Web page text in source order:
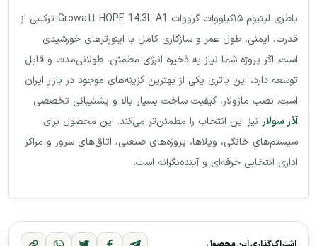
باطری لیتیوم ۱۵کیلووات گرووات Growatt HOPE 14.3L-A1 ترکیبی از
قدرت، ایمنی، طول عمر و سازگاری کامل با اینورترهای خورشیدی
است. اگر پروژه شما نیاز به ذخیره انرژی مطمئن، طولانی‌مدت و قابل
توسعه دارد، این باتری یکی از بهترین گزینه‌های موجود در بازار ایران
است. نصب ماژولار، کیفیت ساخت بسیار بالا و پشتیبانی تخصصی
آذر سولار نیز این انتخاب را مطمئن‌تر می‌کند. این محصول برای
سیستم‌های خانگی، ویلاها، پروژه‌های صنعتی، اتاق‌های سرور و مراکز
اداری انتخابی حرفه‌ای و آینده‌نگرانه است.